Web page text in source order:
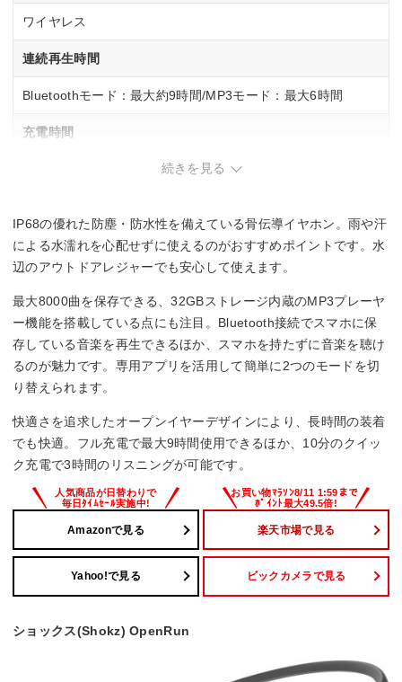
ワイヤレス
連続再生時間
Bluetoothモード：最大約9時間/MP3モード：最大6時間
充電時間
SBC/AAC
◯
防水・防塵性能
IP68
続きを見る
IP68の優れた防塵・防水性を備えている骨伝導イヤホン。雨や汗
による水濡れを心配せずに使えるのがおすすめポイントです。水
辺のアウトドアレジャーでも安心して使えます。
最大8000曲を保存できる、32GBストレージ内蔵のMP3プレーヤ
ー機能を搭載している点にも注目。Bluetooth接続でスマホに保
存している音楽を再生できるほか、スマホを持たずに音楽を聴け
るのが魅力です。専用アプリを活用して簡単に2つのモードを切
り替えられます。
快適さを追求したオープンイヤーデザインにより、長時間の装着
でも快適。フル充電で最大9時間使用できるほか、10分のクイッ
ク充電で3時間のリスニングが可能です。
Amazonで見る 楽天市場で見る
Yahoo!で見る ビックカメラで見る
ショックス(Shokz) OpenRun